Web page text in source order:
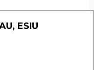
ESIU